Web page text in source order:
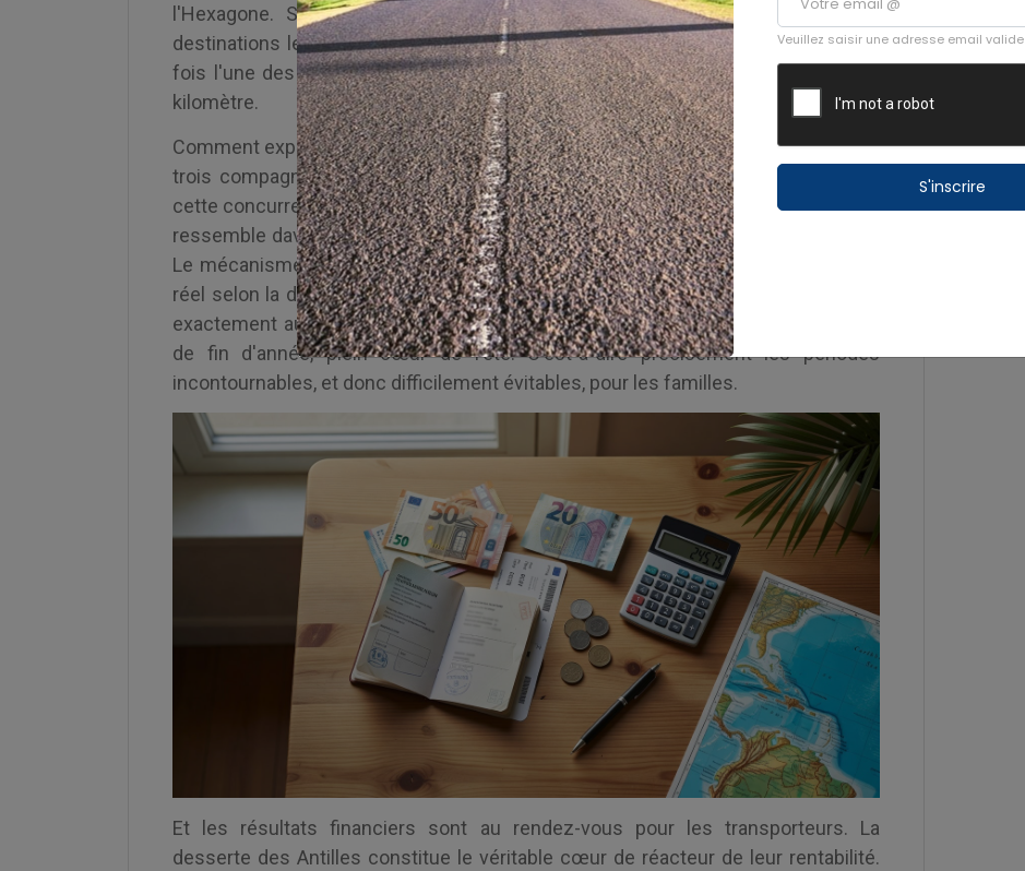
l'Hexagone. Sur ce critère précis, Pointe-à-Pitre figure même en tête des
destinations les plus avantageuses. Le paradoxe est donc total : la ligne est à la
fois l'une des plus chères en valeur absolue et l'une des plus compétitives au
kilomètre.
Comment expliquer, dès lors, des tarifs aussi élevés sur une liaison desservie par
trois compagnies — Air France, Air Caraïbes et Corsair ? On pourrait croire que
cette concurrence ferait mécaniquement chuter les prix. Dans les faits, le marché
ressemble davantage à un trio bien installé qu'à une guerre des prix permanente.
Le mécanisme du yield management, qui consiste à ajuster les tarifs en temps
réel selon la demande et le taux de remplissage des avions, fait grimper les prix
exactement au moment où tout le monde veut partir : vacances scolaires, fêtes
de fin d'année, plein cœur de l'été. C'est-à-dire précisément les périodes
incontournables, et donc difficilement évitables, pour les familles.
Et les résultats financiers sont au rendez-vous pour les transporteurs. La
desserte des Antilles constitue le véritable cœur de réacteur de leur rentabilité.
Veuillez saisir une adresse email valide
S'inscrire